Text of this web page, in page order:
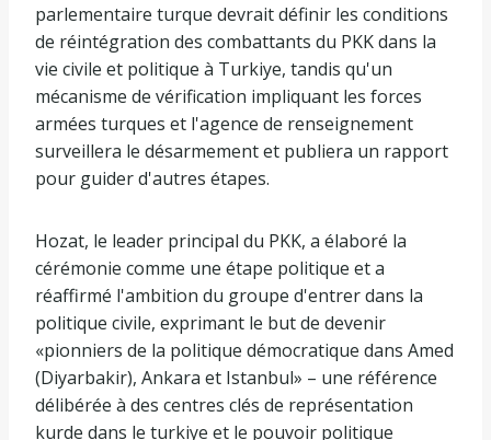
parlementaire turque devrait définir les conditions
de réintégration des combattants du PKK dans la
vie civile et politique à Turkiye, tandis qu'un
mécanisme de vérification impliquant les forces
armées turques et l'agence de renseignement
surveillera le désarmement et publiera un rapport
pour guider d'autres étapes.
Hozat, le leader principal du PKK, a élaboré la
cérémonie comme une étape politique et a
réaffirmé l'ambition du groupe d'entrer dans la
politique civile, exprimant le but de devenir
«pionniers de la politique démocratique dans Amed
(Diyarbakir), Ankara et Istanbul» – une référence
délibérée à des centres clés de représentation
kurde dans le turkiye et le pouvoir politique